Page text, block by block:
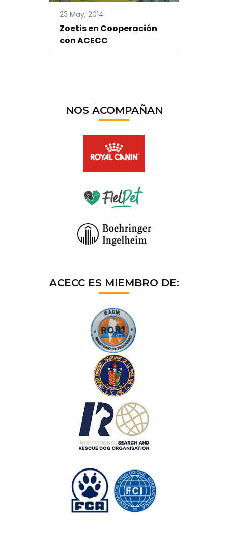
23 May, 2014
Zoetis en Cooperación
con ACECC
NOS ACOMPAÑAN
ACECC ES MIEMBRO DE: